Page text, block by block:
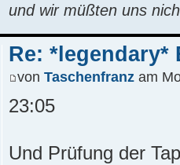
und wir müßten uns
Re: *legendary*
von Taschenfranzam
23:05
Und Prüfung der